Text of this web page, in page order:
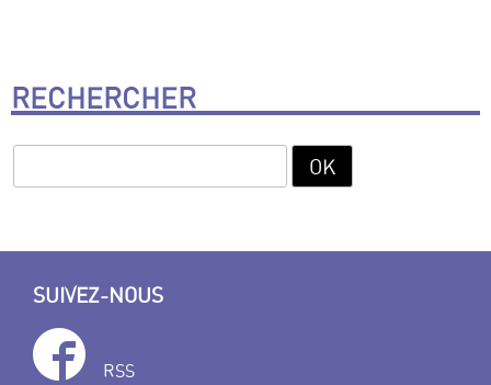
RECHERCHER
SUIVEZ-NOUS
RSS